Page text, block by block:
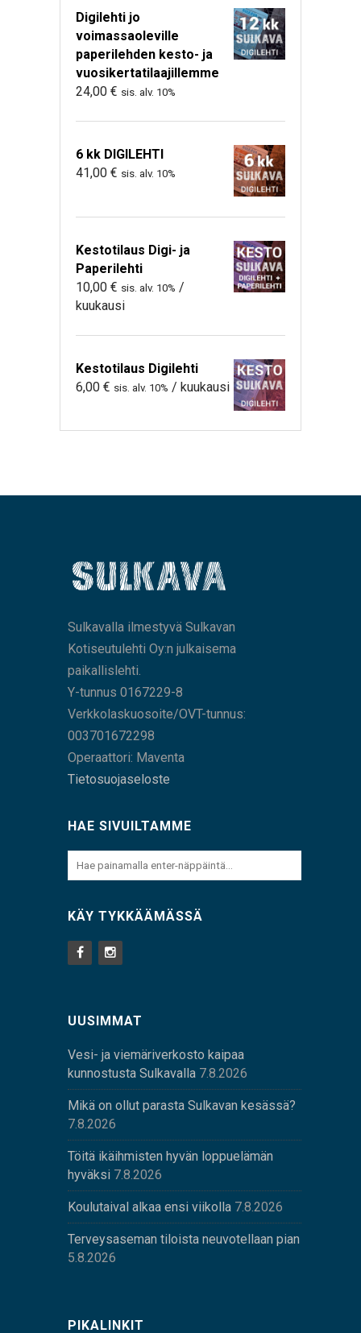
Digilehti jo
voimassaoleville
paperilehden kesto- ja
vuosikertatilaajillemme
24,00 € sis. alv. 10%
6 kk DIGILEHTI
41,00 € sis. alv. 10%
Kestotilaus Digi- ja
Paperilehti
10,00 € sis. alv. 10% /
kuukausi
Kestotilaus Digilehti
6,00 € sis. alv. 10% / kuukausi
Sulkavalla ilmestyvä Sulkavan
Kotiseutulehti Oy:n julkaisema
paikallislehti.
Y-tunnus 0167229-8
Verkkolaskuosoite/OVT-tunnus:
003701672298
Operaattori: Maventa
Tietosuojaseloste
HAE SIVUILTAMME
KÄY TYKKÄÄMÄSSÄ
UUSIMMAT
Vesi- ja viemäriverkosto kaipaa
kunnostusta Sulkavalla 7.8.2026
Mikä on ollut parasta Sulkavan kesässä?
7.8.2026
Töitä ikäihmisten hyvän loppuelämän
hyväksi 7.8.2026
Koulutaival alkaa ensi viikolla 7.8.2026
Terveysaseman tiloista neuvotellaan pian
5.8.2026
PIKALINKIT